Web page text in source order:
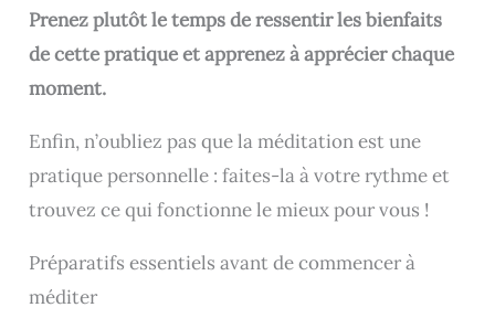
Prenez plutôt le temps de ressentir les bienfaits
de cette pratique et apprenez à apprécier chaque
moment.
Enfin, n’oubliez pas que la méditation est une
pratique personnelle : faites-la à votre rythme et
trouvez ce qui fonctionne le mieux pour vous !
Préparatifs essentiels avant de commencer à
méditer